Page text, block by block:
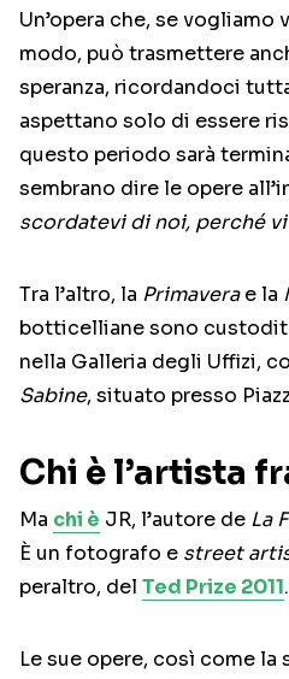
Un’opera che, se vogliamo
modo, può trasmettere
speranza, ricordandoci
aspettano solo di essere
questo periodo sarà
sembrano dire le opere
scordatevi di noi, perché
Tra l’altro, la Primaverae la
botticelliane sono
nella Galleria degli Uffizi,
Sabine, situato presso
Chi è l’artista
Ma chi è JR, l’autore de La
È un fotografo e street
peraltro, del Ted Prize 2011.
Le sue opere, così come